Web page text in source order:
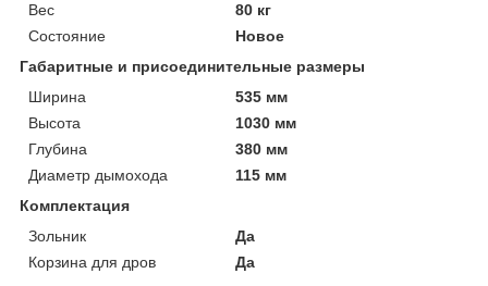
Вес
80 кг
Состояние
Новое
Габаритные и присоединительные размеры
Ширина
535 мм
Высота
1030 мм
Глубина
380 мм
Диаметр дымохода
115 мм
Комплектация
Зольник
Да
Корзина для дров
Да